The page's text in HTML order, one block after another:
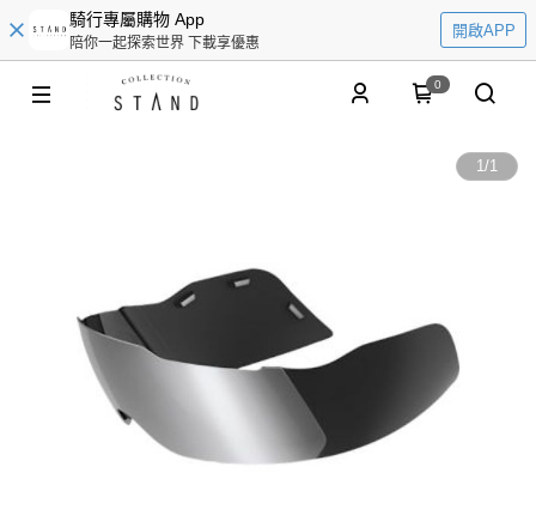
騎行專屬購物 App
陪你一起探索世界 下載享優惠
開啟APP
0
1/1